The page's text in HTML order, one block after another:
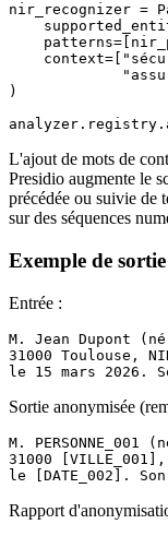
nir_recognizer =
)
L'ajout de mots de
Presidio augmente le
précédée ou suivie de
sur des séquences
Exemple de
Entrée :
M. Jean Dupont
31000 Toulouse,
le 15 mars 2026.
Sortie anonymisée
M.
31000
le [DATE_002].
Rapport